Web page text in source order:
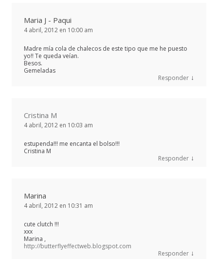
Maria J - Paqui
4 abril, 2012 en 10:00 am
Madre mía cola de chalecos de este tipo que me he puesto
yo!! Te queda veían.
Besos.
Gemeladas
Responder ↓
Cristina M
4 abril, 2012 en 10:03 am
estupenda!!! me encanta el bolso!!!
Cristina M
Responder ↓
Marina
4 abril, 2012 en 10:31 am
cute clutch !!!
xxx
Marina ,
http://butterflyeffectweb.blogspot.com
Responder ↓